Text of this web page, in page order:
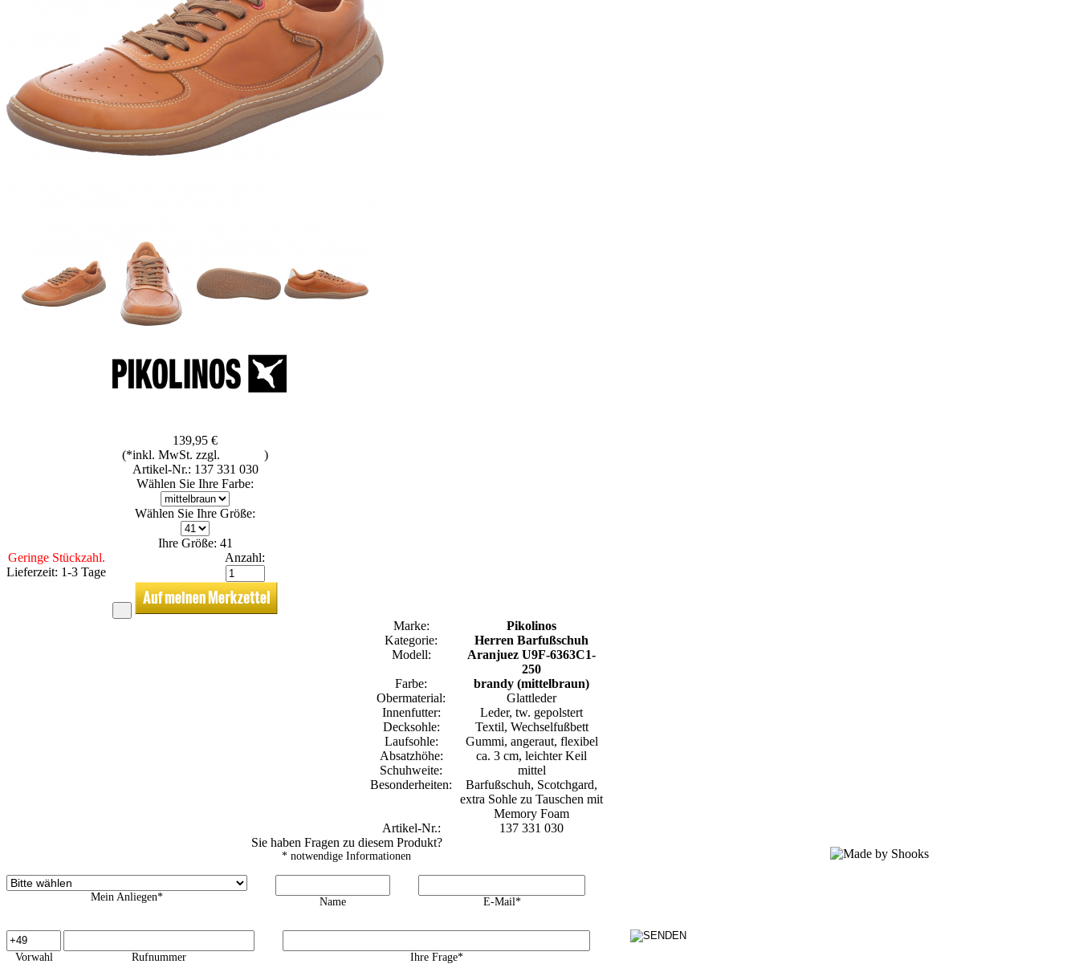
139,95 €
(*inkl. MwSt. zzgl.
)
Artikel-Nr.: 137 331 030
Wählen Sie Ihre Farbe:
Wählen Sie Ihre Größe:
Ihre Größe: 41
Geringe Stückzahl.
Lieferzeit: 1-3 Tage
Anzahl:
Marke:
Pikolinos
Kategorie:
Herren Barfußschuh
Modell:
Aranjuez U9F-6363C1-
250
Farbe:
brandy (mittelbraun)
Obermaterial:
Glattleder
Innenfutter:
Leder, tw. gepolstert
Decksohle:
Textil, Wechselfußbett
Laufsohle:
Gummi, angeraut, flexibel
Absatzhöhe:
ca. 3 cm, leichter Keil
Schuhweite:
mittel
Besonderheiten:
Barfußschuh, Scotchgard,
extra Sohle zu Tauschen mit
Memory Foam
Artikel-Nr.:
137 331 030
Sie haben Fragen zu diesem Produkt?
* notwendige Informationen
Mein Anliegen* Name E-Mail*
Vorwahl Rufnummer Ihre Frage*